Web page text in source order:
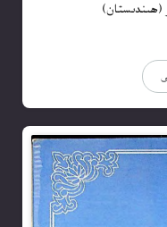
(ھىندىستان)